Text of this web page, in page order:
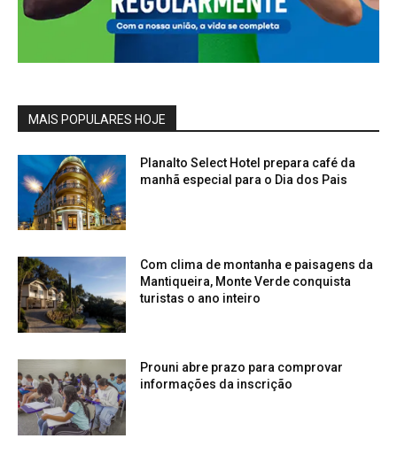
MAIS POPULARES HOJE
Planalto Select Hotel prepara café da
manhã especial para o Dia dos Pais
Com clima de montanha e paisagens da
Mantiqueira, Monte Verde conquista
turistas o ano inteiro
Prouni abre prazo para comprovar
informações da inscrição